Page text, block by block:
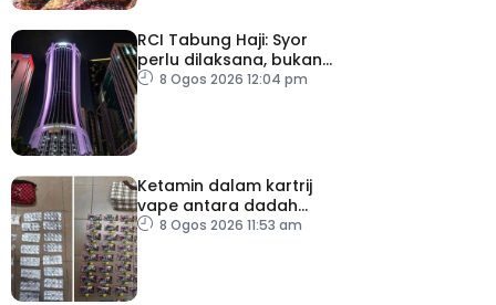
RCI Tabung Haji: Syor
perlu dilaksana, bukan
sekadar laporan – Pakar
8 Ogos 2026 12:04 pm
Ketamin dalam kartrij
vape antara dadah
dirampas, seorang lelaki
8 Ogos 2026 11:53 am